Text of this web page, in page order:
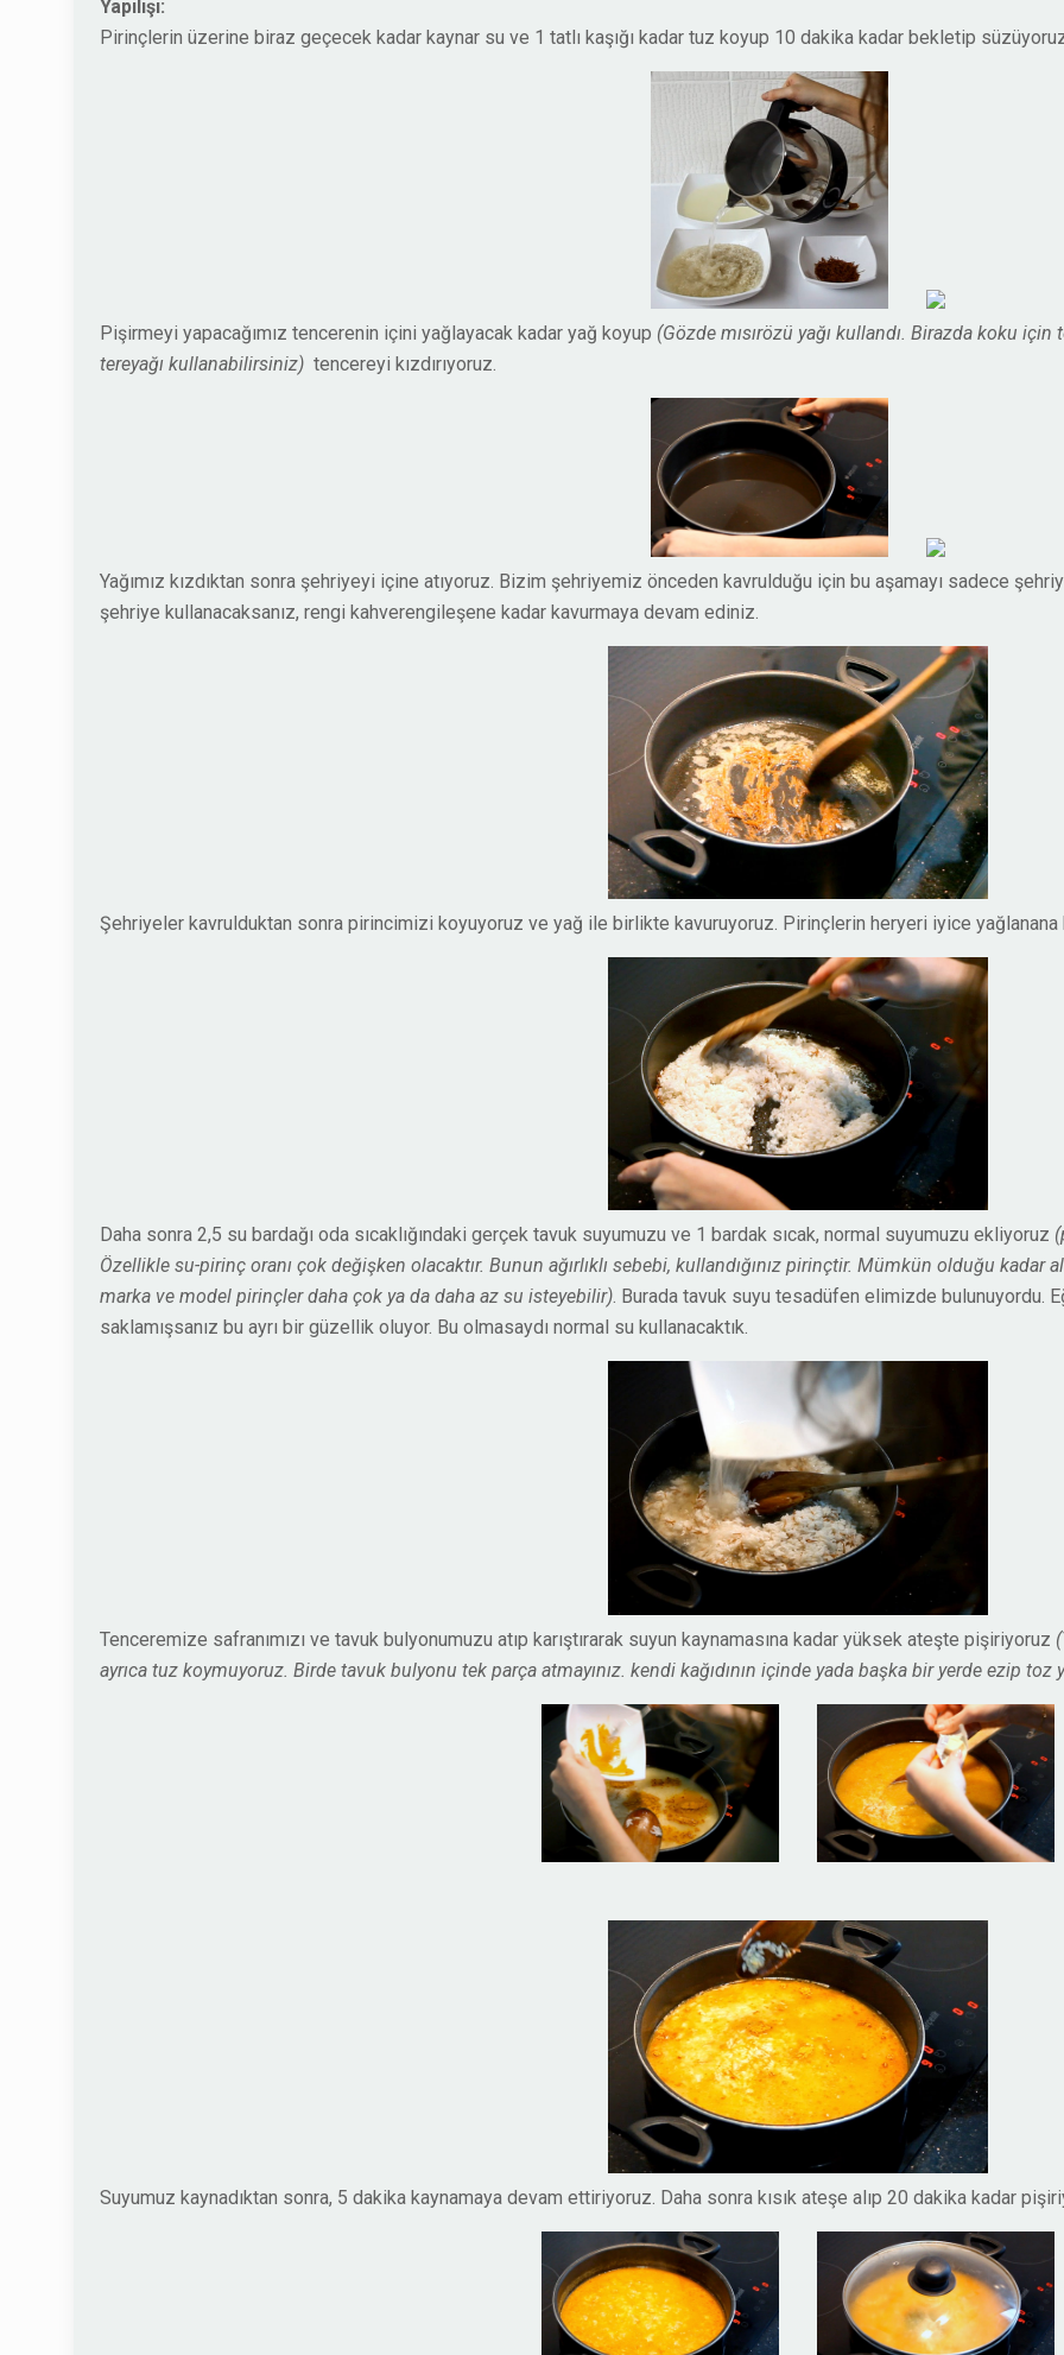
Yapılışı:
Pirinçlerin üzerine biraz geçecek kadar kaynar su ve 1 tatlı kaşığı kadar tuz koyup 10 dakika kadar bekletip
Pişirmeyi yapacağımız tencerenin içini yağlayacak kadar yağ koyup (Gözde mısırözü yağı kullandı. Birazda koku
tereyağı kullanabilirsiniz) tencereyi kızdırıyoruz.
Yağımız kızdıktan sonra şehriyeyi içine atıyoruz. Bizim şehriyemiz önceden kavrulduğu için bu aşamayı sadece
şehriye kullanacaksanız, rengi kahverengileşene kadar kavurmaya devam ediniz.
Şehriyeler kavrulduktan sonra pirincimizi koyuyoruz ve yağ ile birlikte kavuruyoruz. Pirinçlerin heryeri iyice yağlanana
Daha sonra 2,5 su bardağı oda sıcaklığındaki gerçek tavuk suyumuzu ve 1 bardak sıcak, normal suyumuzu ekliyoruz
Özellikle su-pirinç oranı çok değişken olacaktır. Bunun ağırlıklı sebebi, kullandığınız pirinçtir. Mümkün olduğu kadar
marka ve model pirinçler daha çok ya da daha az su isteyebilir). Burada tavuk suyu tesadüfen elimizde bulunuyordu.
saklamışsanız bu ayrı bir güzellik oluyor. Bu olmasaydı normal su kullanacaktık.
Tenceremize safranımızı ve tavuk bulyonumuzu atıp karıştırarak suyun kaynamasına kadar yüksek ateşte pişiriyoruz
ayrıca tuz koymuyoruz. Birde tavuk bulyonu tek parça atmayınız. kendi kağıdının içinde yada başka bir yerde ezip toz
Suyumuz kaynadıktan sonra, 5 dakika kaynamaya devam ettiriyoruz. Daha sonra kısık ateşe alıp 20 dakika kadar